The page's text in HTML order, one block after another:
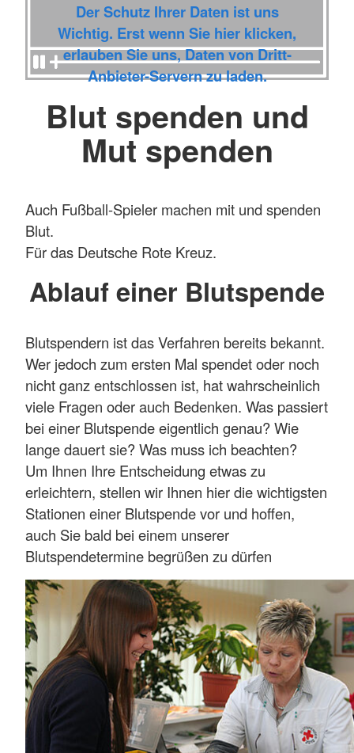
Der Schutz Ihrer Daten ist uns
Wichtig. Erst wenn Sie hier klicken,
erlauben Sie uns, Daten von Dritt-
Anbieter-Servern zu laden.
Blut spenden und
Mut spenden
Auch Fußball-Spieler machen mit und spenden
Blut.
Für das Deutsche Rote Kreuz.
Ablauf einer Blutspende
Blutspendern ist das Verfahren bereits bekannt.
Wer jedoch zum ersten Mal spendet oder noch
nicht ganz entschlossen ist, hat wahrscheinlich
viele Fragen oder auch Bedenken. Was passiert
bei einer Blutspende eigentlich genau? Wie
lange dauert sie? Was muss ich beachten?
Um Ihnen Ihre Entscheidung etwas zu
erleichtern, stellen wir Ihnen hier die wichtigsten
Stationen einer Blutspende vor und hoffen,
auch Sie bald bei einem unserer
Blutspendetermine begrüßen zu dürfen